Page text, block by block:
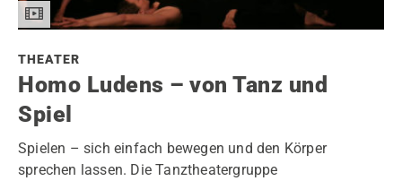
THEATER
Homo Ludens – von Tanz und
Spiel
Spielen – sich einfach bewegen und den Körper
sprechen lassen. Die Tanztheatergruppe